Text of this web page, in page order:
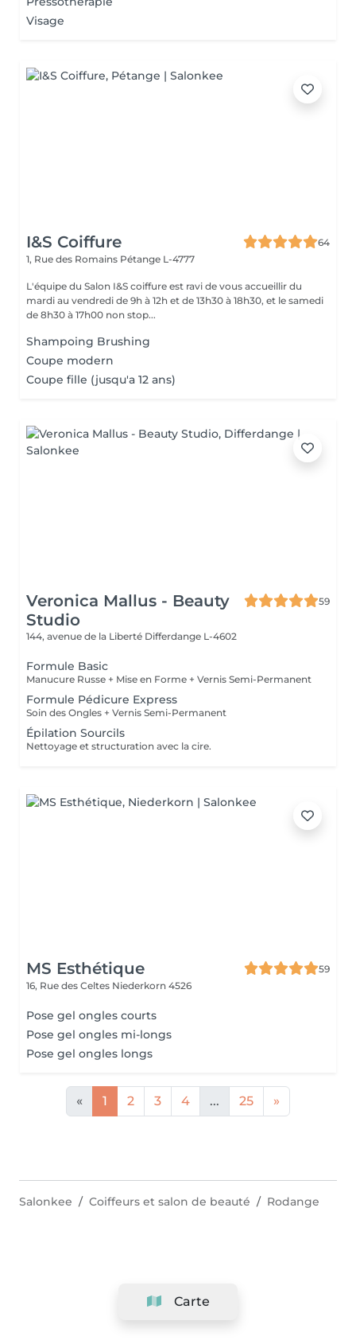
Visage
I&S Coiffure
64
1, Rue des Romains Pétange L-4777
L'équipe du Salon I&S coiffure est ravi de vous accueillir du
mardi au vendredi de 9h à 12h et de 13h30 à 18h30, et le samedi
de 8h30 à 17h00 non stop...
Shampoing Brushing
Coupe modern
Coupe fille (jusqu'a 12 ans)
Veronica Mallus - Beauty
Studio
59
144, avenue de la Liberté Differdange L-4602
Formule Basic
Manucure Russe + Mise en Forme + Vernis Semi-Permanent
Formule Pédicure Express
Soin des Ongles + Vernis Semi-Permanent
Épilation Sourcils
Nettoyage et structuration avec la cire.
MS Esthétique
59
16, Rue des Celtes Niederkorn 4526
Pose gel ongles courts
Pose gel ongles mi-longs
Pose gel ongles longs
« 1 2 3 4 ... 25 »
Carte
Salonkee Coiffeurs et salon de beauté Rodange